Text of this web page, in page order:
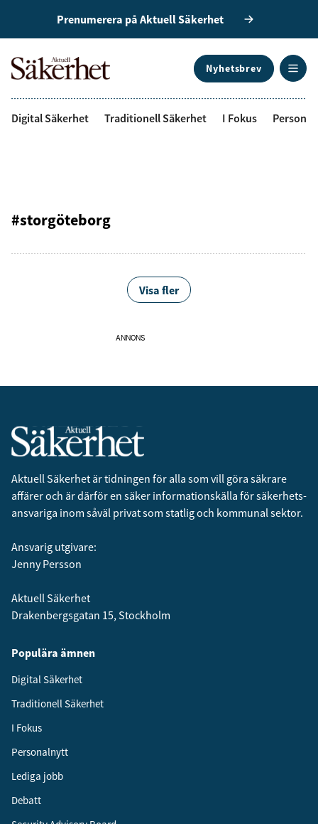
Prenumerera på Aktuell Säkerhet
Nyhetsbrev
Digital Säkerhet Traditionell Säkerhet I Fokus
#storgöteborg
Visa fler
ANNONS
Aktuell Säkerhet är tidningen för alla som vill göra säkrare
affärer och är därför en säker informationskälla för säkerhets­
ansvariga inom såväl privat som statlig och kommunal sektor.
Ansvarig utgivare:
Jenny Persson
Aktuell Säkerhet
Drakenbergsgatan 15, Stockholm
Populära ämnen
Digital Säkerhet
Traditionell Säkerhet
I Fokus
Personalnytt
Lediga jobb
Debatt